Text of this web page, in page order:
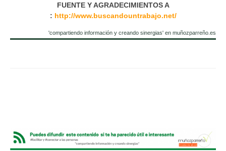
FUENTE Y AGRADECIMIENTOS A
: http://www.buscandountrabajo.net/
'compartiendo información y creando sinergias' en muñozparreño.es